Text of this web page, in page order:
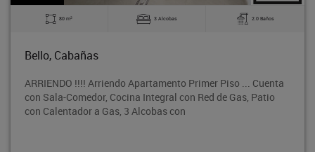
80 m2 3 Alcobas 2.0 Baños
Bello, Cabañas
ARRIENDO !!!! Arriendo Apartamento Primer Piso ... Cuenta
con Sala-Comedor, Cocina Integral con Red de Gas, Patio
con Calentador a Gas, 3 Alcobas con